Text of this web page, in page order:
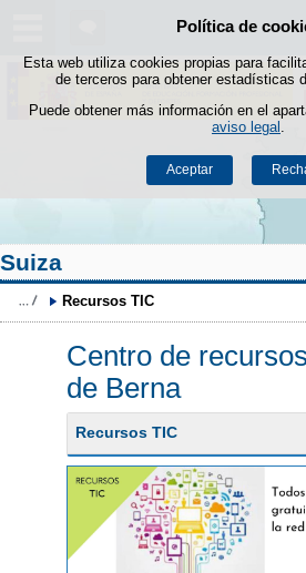
Política de
Esta web utiliza cookies propias para
de terceros para obtener estadísticas
Puede obtener más información en el
aviso legal
Aceptar
Saltar al
Suiza
Recursos TIC
Centro de recursos
de Berna
Recursos TIC